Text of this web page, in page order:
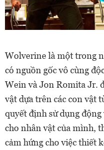
Wolverine là một trong
có nguồn gốc vô cùng
Wein và Jon Romita Jr.
vật dựa trên các con vật
quyết định sử dụng
cho nhân vật của mình,
cảm hứng cho việc thiết